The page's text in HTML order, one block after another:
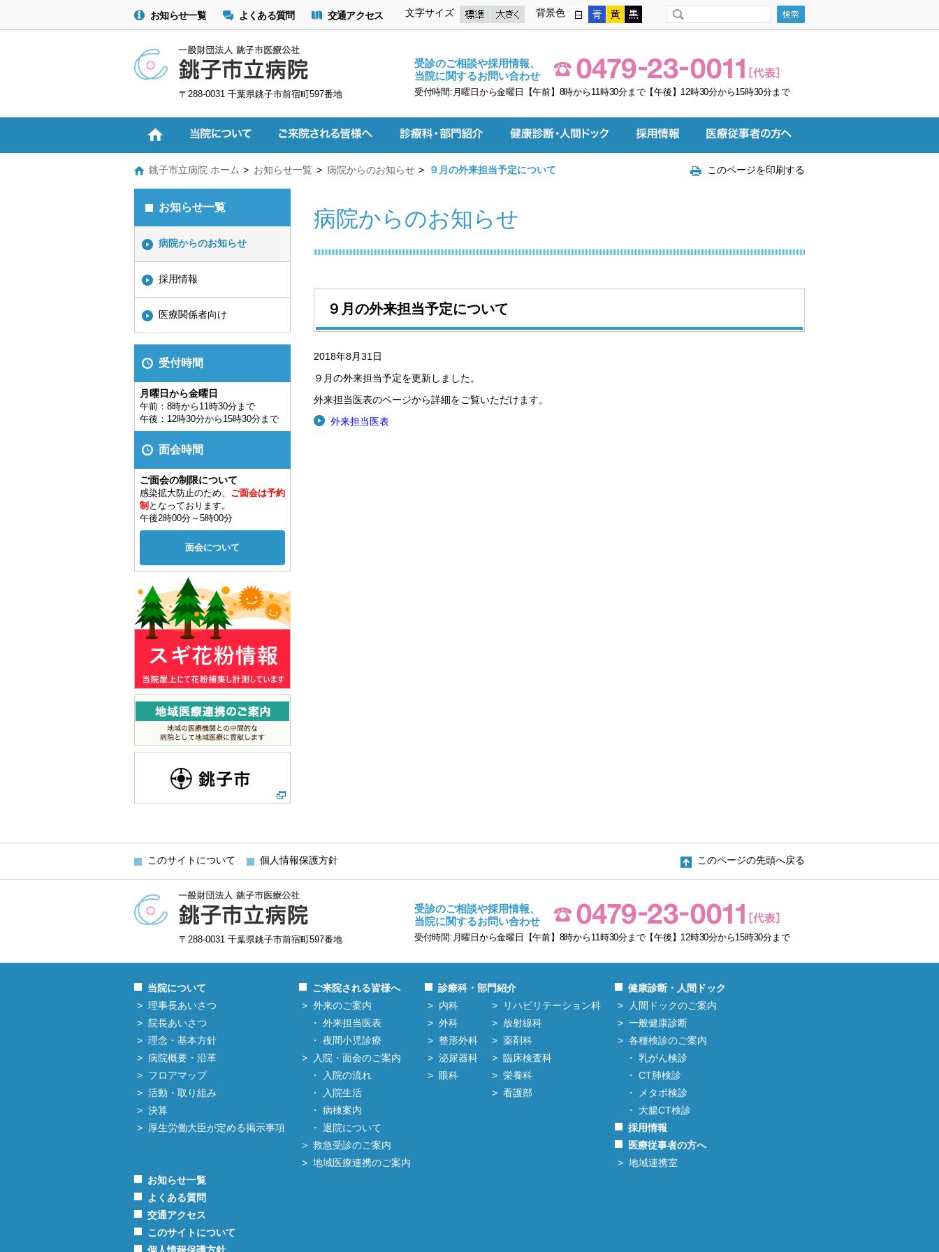
お知らせ一覧 よくある質問 交通アクセス 文字サイズ 背景色
〒288-0031 千葉県銚子市前宿町597番地
受診のご相談や採用情報、
当院に関するお問い合わせ
受付時間:月曜日から金曜日【午前】8時から11時30分まで【午後】12時30分から15時30分まで
銚子市立病院 ホーム お知らせ一覧 病院からのお知らせ ９月の外来担当予定について このページを印刷する
病院からのお知らせ
９月の外来担当予定について
2018年8月31日
９月の外来担当予定を更新しました。
外来担当医表のページから詳細をご覧いただけます。
外来担当医表
お知らせ一覧
病院からのお知らせ
採用情報
医療関係者向け
受付時間
月曜日から金曜日
午前：8時から11時30分まで
午後：12時30分から15時30分まで
面会時間
ご面会の制限について
感染拡大防止のため、 ご面会は予約
制 となっております。
午後2時00分～5時00分
面会について
このサイトについて 個人情報保護方針 このページの先頭へ戻る
〒288-0031 千葉県銚子市前宿町597番地
受診のご相談や採用情報、
当院に関するお問い合わせ
受付時間:月曜日から金曜日【午前】8時から11時30分まで【午後】12時30分から15時30分まで
当院について
理事長あいさつ
院長あいさつ
理念・基本方針
病院概要・沿革
フロアマップ
活動・取り組み
決算
厚生労働大臣が定める掲示事項
ご来院される皆様へ
外来のご案内
外来担当医表
夜間小児診療
入院・面会のご案内
入院の流れ
入院生活
病棟案内
退院について
救急受診のご案内
地域医療連携のご案内
診療科・部門紹介
内科
外科
整形外科
泌尿器科
眼科
リハビリテーション科
放射線科
薬剤科
臨床検査科
栄養科
看護部
健康診断・人間ドック
人間ドックのご案内
一般健康診断
各種検診のご案内
乳がん検診
CT肺検診
メタボ検診
大腸CT検診
採用情報
医療従事者の方へ
地域連携室
お知らせ一覧
よくある質問
交通アクセス
このサイトについて